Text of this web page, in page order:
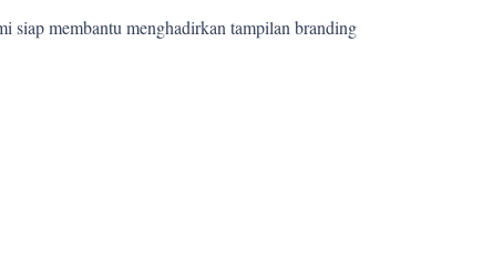
siap membantu menghadirkan tampilan branding